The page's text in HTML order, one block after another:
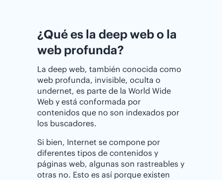
¿Qué es la deep web o la
web profunda?
La deep web, también conocida como
web profunda, invisible, oculta o
undernet, es parte de la World Wide
Web y está conformada por
contenidos que no son indexados por
los buscadores.
Si bien, Internet se compone por
diferentes tipos de contenidos y
páginas web, algunas son rastreables y
otras no. Esto es así porque existen